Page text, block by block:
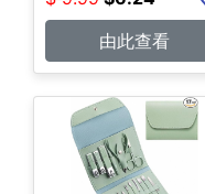
由此查看